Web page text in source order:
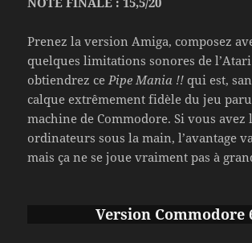
Prenez la version Amiga, composez
quelques limitations sonores de l’Atari
obtiendrez ce Pipe Mania !! qui est,
calque extrêmement fidèle du jeu
machine de Commodore. Si vous avez
ordinateurs sous la main, l’avantage
mais ça ne se joue vraiment pas à
Version Commodore